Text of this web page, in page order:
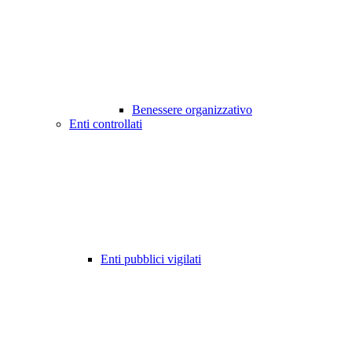
Benessere organizzativo
Enti controllati
Enti pubblici vigilati